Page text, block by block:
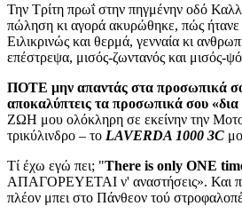
Την Τρίτη πρωΐ στην πηγμένην οδό
πώληση κι αγορά ακυρώθηκε, πώς
Ειλικρινώς και θερμά, γενναία κι
επέστρεψα, μισός-ζωντανός και μισός-
ΠΟΤΕ μην απαντάς στα προσωπικά
αποκαλύπτεις τα προσωπικά σου «δια
ΖΩΗ μου ολόκληρη σε εκείνην την
τρικύλινδρο – το LAVERDA 1000 3C
Τί έχω εγώ πει; "There is only ONE
ΑΠΑΓΟΡΕΥΕΤΑΙ ν' αναστήσεις». Και
πλέον μπει στο Πάνθεον τού